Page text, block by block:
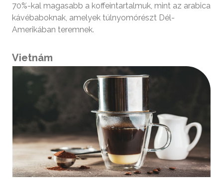
70%-kal magasabb a koffeintartalmuk, mint az arabica
kávébaboknak, amelyek túlnyomórészt Dél-
Amerikában teremnek.
Vietnám